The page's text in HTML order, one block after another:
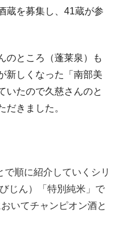
蔵を募集し、41蔵が参
のところ（蓬莱泉）も
新しくなった「南部美
いたので久慈さんのと
だきました。
順に紹介していくシリ
じん）「特別純米」で
いてチャンピオン酒と